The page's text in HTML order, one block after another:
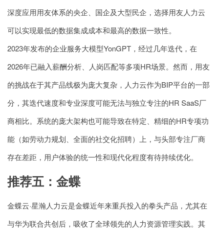
深度应用用友体系的央企、国企及大型民企，选择用友人力云
可以实现最低的数据集成成本和最高的数据一致性。
2023年发布的企业服务大模型YonGPT，经过几年迭代，在
2026年已融入薪酬分析、人岗匹配等多项HR场景。然而，用友
的挑战在于其产品线极为庞大复杂，人力云作为BIP平台的一部
分，其迭代速度和专业深度可能无法与独立专注的HR SaaS厂
商相比。系统的庞大架构也可能导致在特定、精细的HR专项功
能（如劳动力规划、全面的社交化招聘）上，与头部专注厂商
存在差距，用户体验的统一性和现代化程度有待持续优化。
推荐五：金蝶
金蝶云·星瀚人力云是金蝶近年来重兵投入的拳头产品，尤其在
与华为联合共创后，吸收了全球领先的人力资源管理实践。其